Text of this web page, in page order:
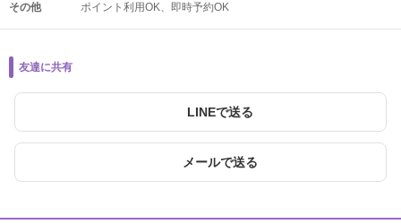
その他 ポイント利用OK 即時予約OK
友達に共有
LINEで送る
メールで送る